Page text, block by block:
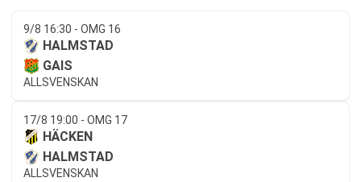
9/8 16:30 - OMG 16
HALMSTAD
GAIS
ALLSVENSKAN
17/8 19:00 - OMG 17
HÄCKEN
HALMSTAD
ALLSVENSKAN